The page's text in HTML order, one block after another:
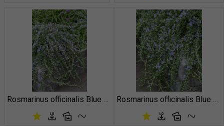
Rosmarinus officinalis Blue Cascade Rosmarinus officinalis Blue Cascade